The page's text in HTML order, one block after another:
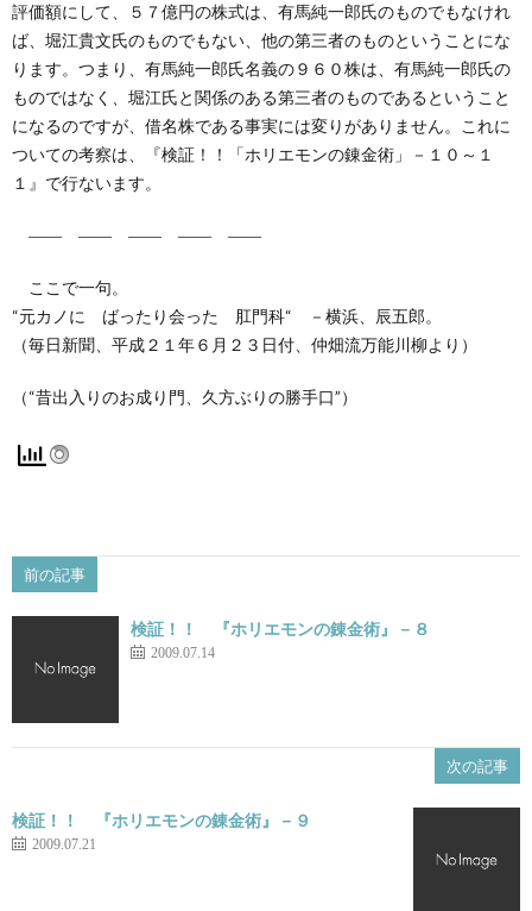
評価額にして、５７億円の株式は、有馬純一郎氏のものでもなけれ
ば、堀江貴文氏のものでもない、他の第三者のものということにな
ります。つまり、有馬純一郎氏名義の９６０株は、有馬純一郎氏の
ものではなく、堀江氏と関係のある第三者のものであるということ
になるのですが、借名株である事実には変りがありません。これに
ついての考察は、『検証！！「ホリエモンの錬金術」－１０～１
１』で行ないます。
―― ―― ―― ―― ――
ここで一句。
“元カノに ばったり会った 肛門科“ －横浜、辰五郎。
（毎日新聞、平成２１年６月２３日付、仲畑流万能川柳より）
（“昔出入りのお成り門、久方ぶりの勝手口”）
前の記事
検証！！ 『ホリエモンの錬金術』－８
2009.07.14
次の記事
検証！！ 『ホリエモンの錬金術』－９
2009.07.21